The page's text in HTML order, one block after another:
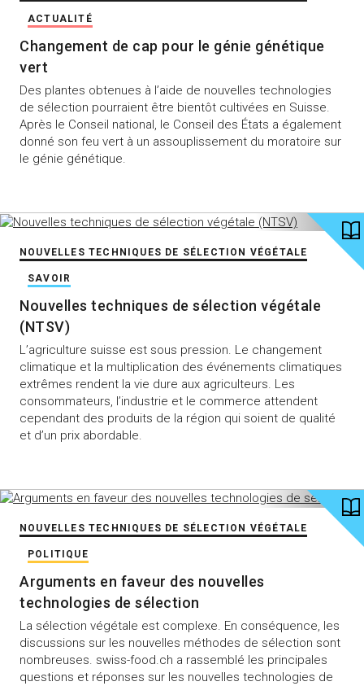
ACTUALITÉ
Changement de cap pour le génie génétique
vert
Des plantes obtenues à l’aide de nouvelles technologies
de sélection pourraient être bientôt cultivées en Suisse.
Après le Conseil national, le Conseil des États a également
donné son feu vert à un assouplissement du moratoire sur
le génie génétique.
NOUVELLES TECHNIQUES DE SÉLECTION VÉGÉTALE
SAVOIR
Nouvelles techniques de sélection végétale
(NTSV)
L’agriculture suisse est sous pression. Le changement
climatique et la multiplication des événements climatiques
extrêmes rendent la vie dure aux agriculteurs. Les
consommateurs, l’industrie et le commerce attendent
cependant des produits de la région qui soient de qualité
et d’un prix abordable.
NOUVELLES TECHNIQUES DE SÉLECTION VÉGÉTALE
POLITIQUE
Arguments en faveur des nouvelles
technologies de sélection
La sélection végétale est complexe. En conséquence, les
discussions sur les nouvelles méthodes de sélection sont
nombreuses. swiss-food.ch a rassemblé les principales
questions et réponses sur les nouvelles technologies de